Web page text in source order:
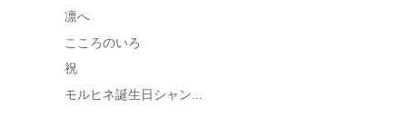
凛へ
こころのいろ
祝
モルヒネ誕生日シャン...